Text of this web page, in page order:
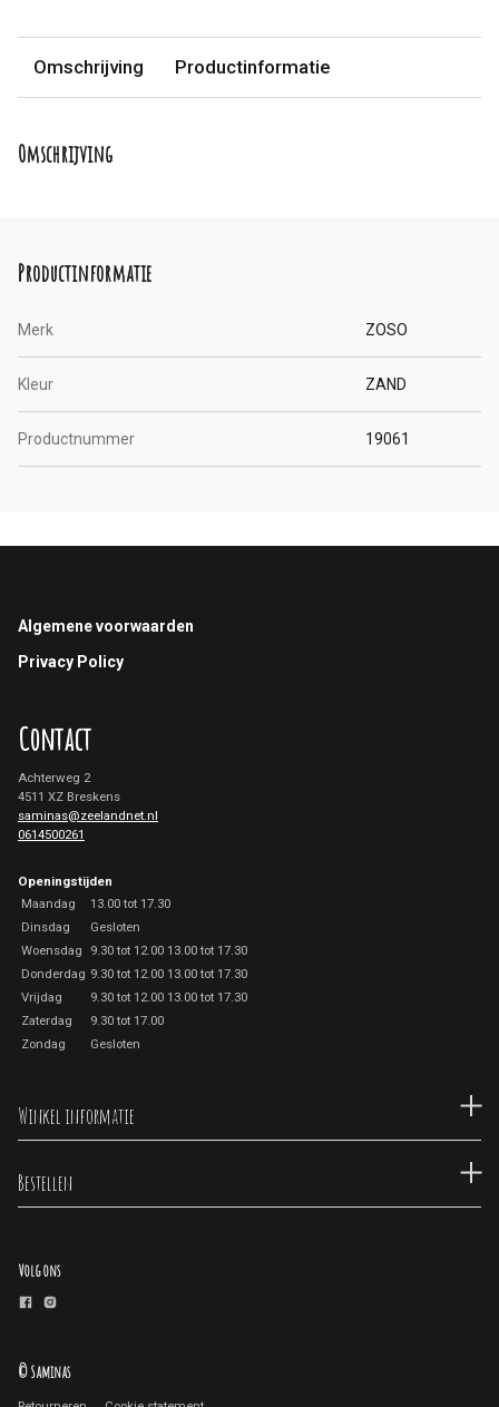
Omschrijving Productinformatie
Omschrijving
Productinformatie
Merk ZOSO
Kleur ZAND
Productnummer 19061
Footer
Algemene voorwaarden
Privacy Policy
Contact
Achterweg 2
4511 XZ Breskens
saminas@zeelandnet.nl
0614500261
Openingstijden
Maandag
13.00 tot 17.30
Dinsdag
Gesloten
Woensdag
9.30 tot 12.00 13.00 tot 17.30
Donderdag 9.30 tot 12.00 13.00 tot 17.30
Vrijdag
9.30 tot 12.00 13.00 tot 17.30
Zaterdag
9.30 tot 17.00
Zondag
Gesloten
Winkel informatie
Bestellen
Volg ons
© Saminas